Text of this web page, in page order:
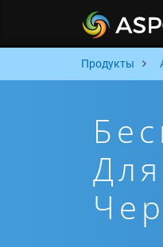
Продукты